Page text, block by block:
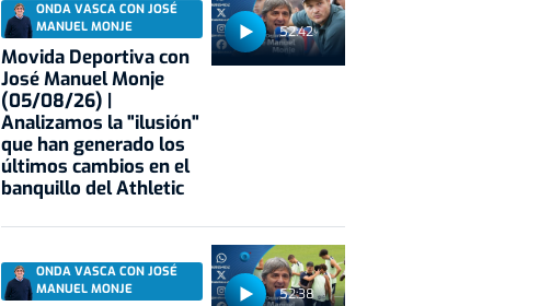
52:42
ONDA VASCA CON JOSÉ
MANUEL MONJE
Movida Deportiva con
José Manuel Monje
(05/08/26) |
Analizamos la "ilusión"
que han generado los
últimos cambios en el
banquillo del Athletic
52:38
ONDA VASCA CON JOSÉ
MANUEL MONJE